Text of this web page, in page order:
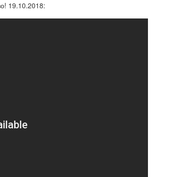
19.10.2018: